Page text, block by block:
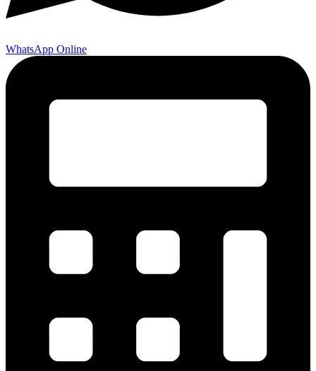
WhatsApp Online